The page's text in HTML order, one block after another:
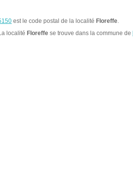
est le code postal de la localité Floreffe.
localité Floreffe se trouve dans la commune de